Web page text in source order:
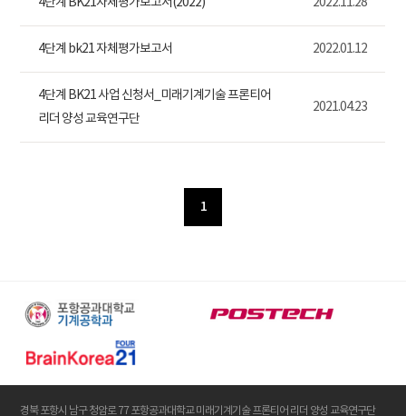
4단계 bk21 자체평가보고서 2022.01.12
4단계 BK21 사업 신청서_미래기계기술 프론티어
리더 양성 교육연구단
2021.04.23
1
경북 포항시 남구 청암로 77 포항공과대학교 미래기계기술 프론티어 리더 양성 교육연구단